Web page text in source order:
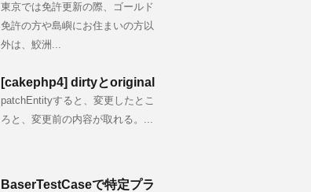
東京では免許更新の際、ゴールド
免許の方や島嶼にお住まいの方以
外は、鮫洲...
[cakephp4] dirtyとoriginal
patchEntityすると、変更したとこ
ろと、変更前の内容が取れる。...
BaserTestCaseで特定プラ